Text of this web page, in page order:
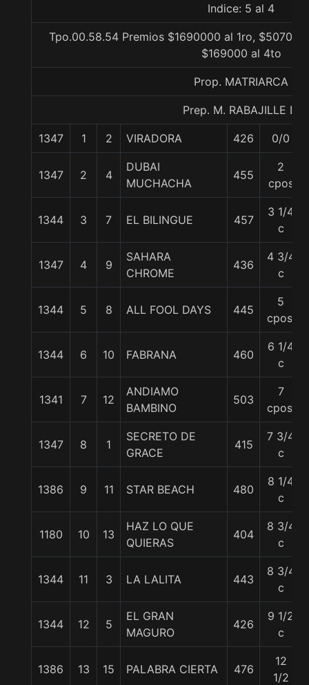
Indice: 5 al 4
Tpo.00.58.54 Premios $1690000 al 1ro,
$169000 al 4to
Prop. MATRIARCA
Prep. M. RABAJILLE D.
1347 1 2 VIRADORA 426 0/0
1347 2 4
DUBAI
MUCHACHA
455
2
cpos
1344 3 7 EL BILINGUE 457
3 1/4
c
1347 4 9
SAHARA
CHROME
436
4 3/4
c
1344 5 8 ALL FOOL DAYS 445
5
cpos.
1344 6 10 FABRANA 460
6 1/4
c
1341 7 12
ANDIAMO
BAMBINO
503
7
cpos.
1347 8 1
SECRETO DE
GRACE
415
7 3/4
c
1386 9 11 STAR BEACH 480
8 1/4
c
1180 10 13
HAZ LO QUE
QUIERAS
404
8 3/4
c
1344 11 3 LA LALITA 443
8 3/4
c
1344 12 5
EL GRAN
MAGURO
426
9 1/2
c
1386 13 15 PALABRA CIERTA 476
12
1/2